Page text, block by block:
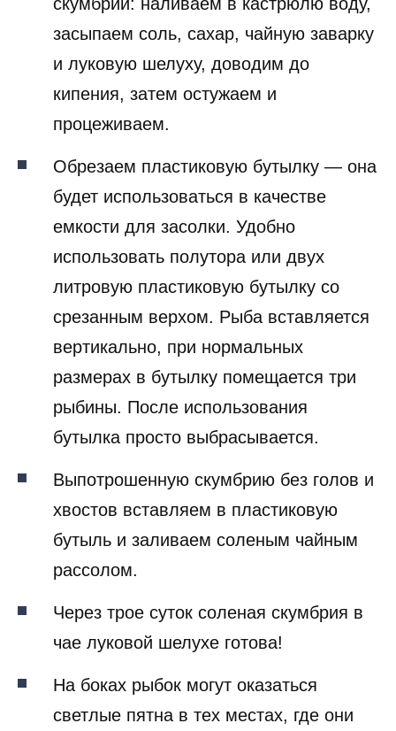
засыпаем соль, сахар, чайную заварку
и луковую шелуху, доводим до
кипения, затем остужаем и
процеживаем.
Обрезаем пластиковую бутылку — она
будет использоваться в качестве
емкости для засолки. Удобно
использовать полутора или двух
литровую пластиковую бутылку со
срезанным верхом. Рыба вставляется
вертикально, при нормальных
размерах в бутылку помещается три
рыбины. После использования
бутылка просто выбрасывается.
Выпотрошенную скумбрию без голов и
хвостов вставляем в пластиковую
бутыль и заливаем соленым чайным
рассолом.
Через трое суток соленая скумбрия в
чае луковой шелухе готова!
На боках рыбок могут оказаться
светлые пятна в тех местах, где они